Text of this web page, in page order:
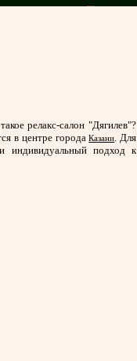
релакс-салон "Дягилев"?
в центре городаКазани
. Для
индивидуальный подход к